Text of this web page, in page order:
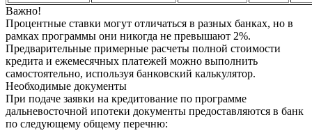
Важно!
Процентные ставки могут отличаться в разных банках, но в
рамках программы они никогда не превышают 2%.
Предварительные примерные расчеты полной стоимости
кредита и ежемесячных платежей можно выполнить
самостоятельно, используя банковский калькулятор.
Необходимые документы
При подаче заявки на кредитование по программе
дальневосточной ипотеки документы предоставляются в банк
по следующему общему перечню: